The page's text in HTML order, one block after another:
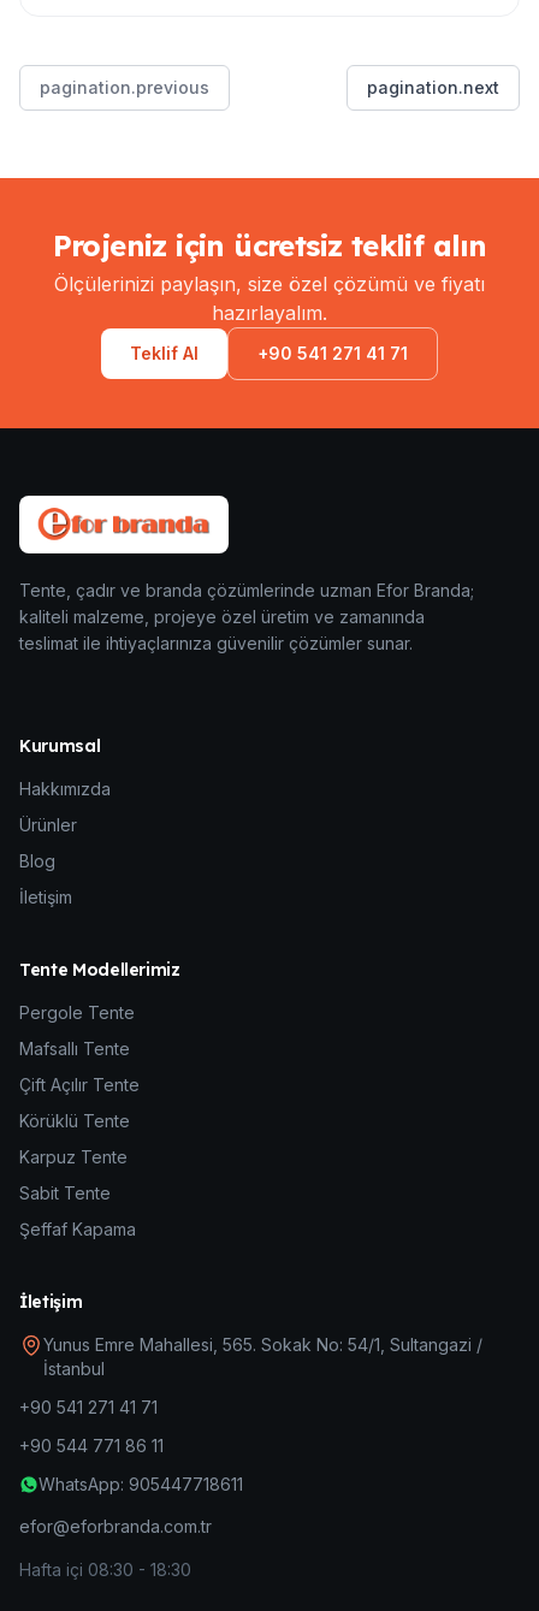
pagination.previous pagination.next
Projeniz için ücretsiz teklif alın
Ölçülerinizi paylaşın, size özel çözümü ve fiyatı
hazırlayalım.
Teklif Al +90 541 271 41 71
Tente, çadır ve branda çözümlerinde uzman Efor Branda;
kaliteli malzeme, projeye özel üretim ve zamanında
teslimat ile ihtiyaçlarınıza güvenilir çözümler sunar.
Kurumsal
Hakkımızda
Ürünler
Blog
İletişim
Tente Modellerimiz
Pergole Tente
Mafsallı Tente
Çift Açılır Tente
Körüklü Tente
Karpuz Tente
Sabit Tente
Şeffaf Kapama
İletişim
Yunus Emre Mahallesi, 565. Sokak No: 54/1, Sultangazi /
İstanbul
+90 541 271 41 71
+90 544 771 86 11
WhatsApp: 905447718611
efor@eforbranda.com.tr
Hafta içi 08:30 - 18:30